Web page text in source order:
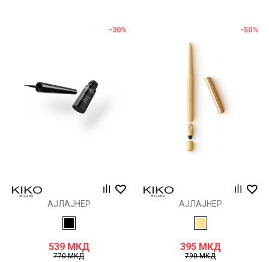
-30%
АЈЛАЈНЕР
539 МКД
770МКД
-50%
АЈЛАЈНЕР
395 МКД
790МКД